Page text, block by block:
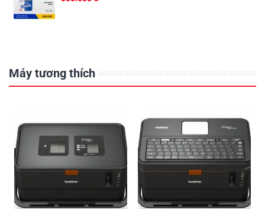
Máy tương thích